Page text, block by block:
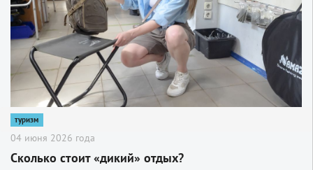
туризм
04 июня 2026 года
Сколько стоит «дикий» отдых?